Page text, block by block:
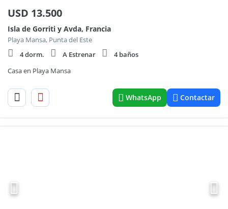
USD 13.500
Isla de Gorriti y Avda, Francia
Playa Mansa, Punta del Este
4 dorm.
A Estrenar
4 baños
Casa en Playa Mansa
WhatsApp Contactar